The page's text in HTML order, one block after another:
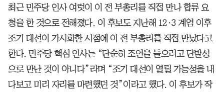
최근 민주당 인사 여럿이 이 전 부총리를 직접 만나 합류 요
청을 한 것으로 전해졌다. 이 후보도 지난해 12·3 계엄 이후
조기 대선이 가시화한 시점에 이 전 부총리를 직접 만났다고
한다. 민주당 핵심 인사는 “단순히 조언을 들으려고 단발성
으로 만난 것이 아니다”라며 “조기 대선이 열릴 가능성을 내
다보고 미리 자리를 마련했던 것”이라고 했다. 이 후보가 작